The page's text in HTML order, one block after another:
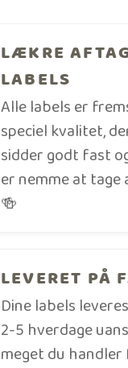
LÆKRE
LABELS
Alle labels er
speciel kvalitet,
sidder godt fast
er nemme at tage
🍻
LEVERET PÅ
Dine labels
2-5 hverdage
meget du handler